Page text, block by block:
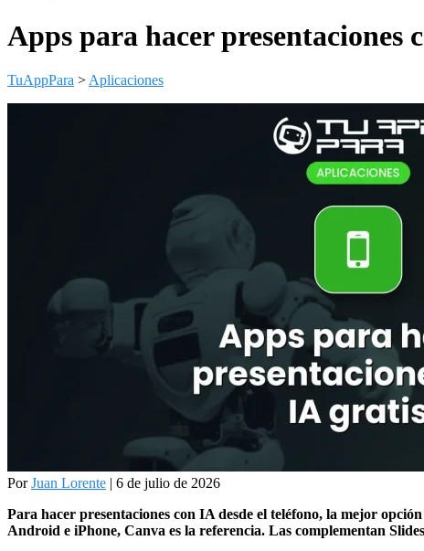
Apps para hacer presentaciones
TuAppPara > Aplicaciones
PorJuan Lorente | 6 de julio de 2026
Para hacer presentaciones con IA desde el teléfono, la mejor
Android e iPhone, Canva es la referencia. Las complementan